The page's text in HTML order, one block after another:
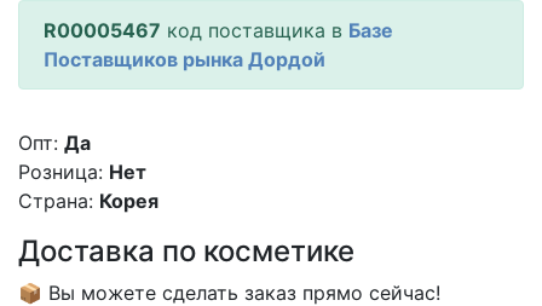
R00005467 код поставщика в Базе
Поставщиков рынка Дордой
Опт: Да
Розница: Нет
Страна: Корея
Доставка по косметике
📦 Вы можете сделать заказ прямо сейчас!